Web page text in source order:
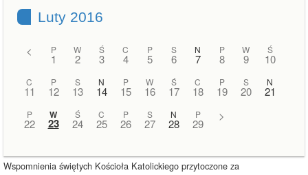
Luty 2016
< P
1
W
2
Ś
3
C
4
P
5
S
6
N
7
P
8
W
9
Ś
10
C
11
P
12
S
13
N
14
P
15
W
16
Ś
17
C
18
P
19
S
20
N
21
P
22
W
23
Ś
24
C
25
P
26
S
27
N
28
P
29
>
Wspomnienia świętych Kościoła Katolickiego przytoczone za